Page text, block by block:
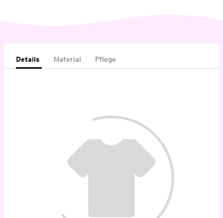
Details Material Pflege